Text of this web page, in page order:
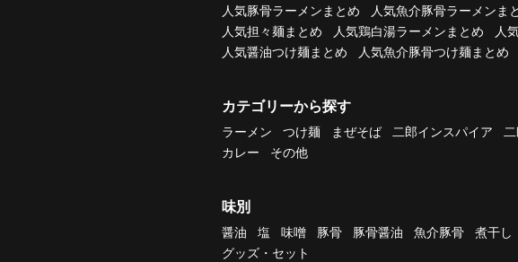
人気豚骨ラーメンまとめ
人気魚介豚骨ラーメンま
人気担々麺まとめ
人気鶏白湯ラーメンまとめ
人
人気醤油つけ麺まとめ
人気魚介豚骨つけ麺まとめ
カテゴリーから探す
ラーメン つけ麺 まぜそば 二郎インスパイア
カレー
その他
味別
醤油 塩 味噌 豚骨 豚骨醤油 魚介豚骨 煮干し
グッズ・セット